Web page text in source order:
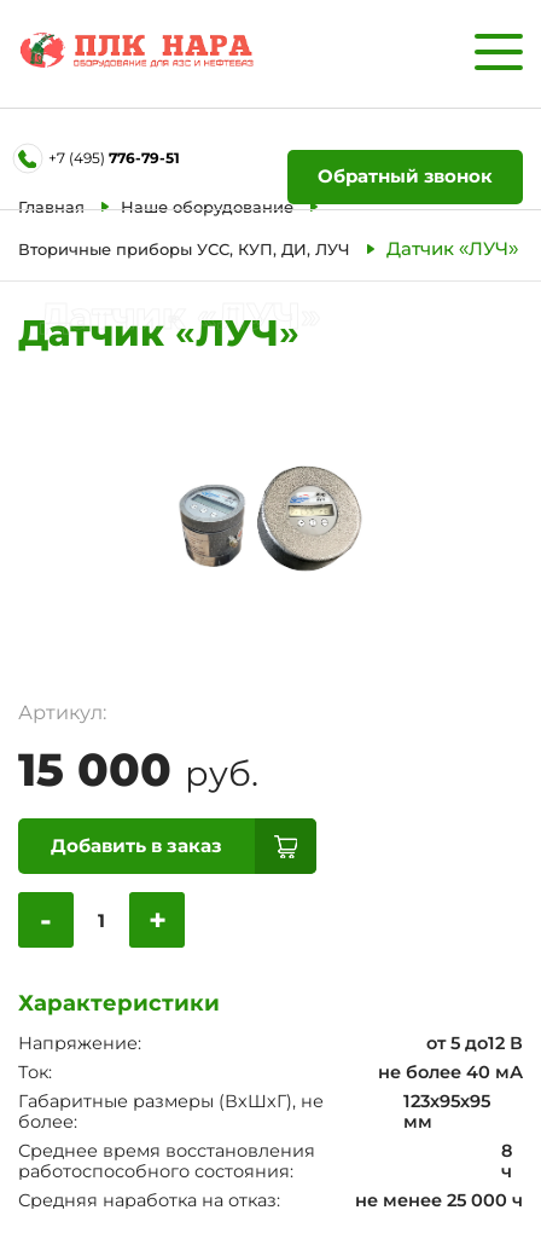
+7 (495) 776-79-51
Обратный звонок
Главная Наше оборудование
Вторичные приборы УСС, КУП, ДИ, ЛУЧ Датчик «ЛУЧ»
Датчик «ЛУЧ»
Датчик «ЛУЧ»
Артикул:
15 000 руб.
Добавить в заказ
- +
Характеристики
Напряжение:
от 5 до12 В
Ток:
не более 40 мА
Габаритные размеры (ВхШхГ), не
более:
123х95х95
мм
Среднее время восстановления
работоспособного состояния:
8
ч
Средняя наработка на отказ:
не менее 25 000 ч
Форма обратной связи
Ваше имя
Телефон
Отправить